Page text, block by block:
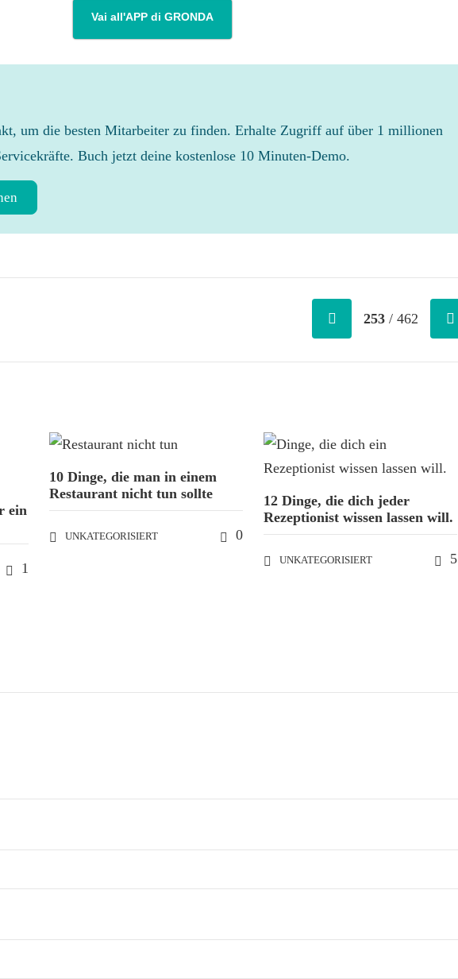
Vai all'APP di GRONDA
um die besten Mitarbeiter zu finden. Erhalte Zugriff auf über 1 millionen
Buch jetzt deine kostenlose 10 Minuten-Demo.
253 / 462
ein
1
10 Dinge, die man in einem
Restaurant nicht tun sollte
UNKATEGORISIERT 0
12 Dinge, die dich jeder
Rezeptionist wissen lassen will.
UNKATEGORISIERT 5